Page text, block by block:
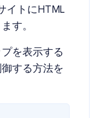
イトにHTML
す。
を表示する
する方法を